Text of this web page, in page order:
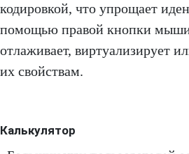
кодировкой, что упрощает
помощью правой кнопки мыши
отлаживает, виртуализирует
их свойствам.
Калькулятор